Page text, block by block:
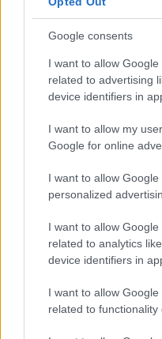
Google consents
I want to allow
related to advertising
device identifiers in
I want to allow my
Google for online
I want to allow
personalized
I want to allow
related to analytics
device identifiers in
I want to allow
related to functionality
2022. augusztus 19. 17:27
Legendák és a fiatal
Fesztiválon: Charlie a
Carson Comával
koprodukció a Hajógyár
sorozatának része.